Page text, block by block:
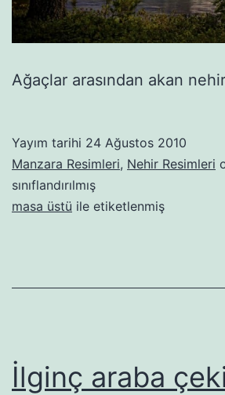
Ağaçlar arasından akan
Yayım tarihi 24 Ağustos 2010
Manzara Resimleri, Nehir Resimleri
sınıflandırılmış
masa üstü ile etiketlenmiş
İlginç araba